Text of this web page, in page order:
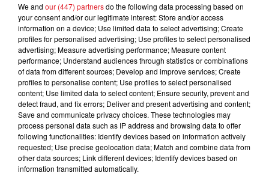
La France aussi a décroché deux nouvelles médailles
d’or en tennis et en tennis de table. En bref, une très
bonne journée pour la France !
We and our (447) partnersdo the following data processing based on
your consent and/or our legitimate interest: Store and/or access
information on a device; Use limited data to select advertising; Create
profiles for personalised advertising; Use profiles to select personalised
advertising; Measure advertising performance; Measure content
performance; Understand audiences through statistics or combinations
of data from different sources; Develop and improve services; Create
profiles to personalise content; Use profiles to select personalised
content; Use limited data to select content; Ensure security, prevent and
detect fraud, and fix errors; Deliver and present advertising and content;
Save and communicate privacy choices. These technologies may
process personal data such as IP address and browsing data to offer
following functionalities: Identify devices based on information actively
requested; Use precise geolocation data; Match and combine data from
other data sources; Link different devices; Identify devices based on
information transmitted automatically.